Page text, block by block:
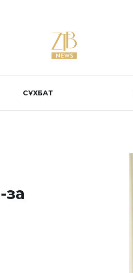
СҰХБАТ
за